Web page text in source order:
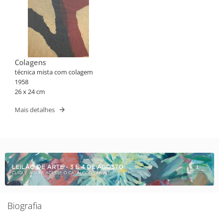
Colagens
técnica mista com colagem
1958
26 x 24 cm
Mais detalhes
Biografia